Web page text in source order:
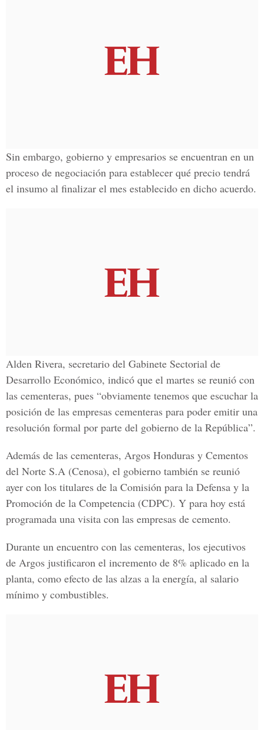
Sin embargo, gobierno y empresarios se encuentran en un
proceso de negociación para establecer qué precio tendrá
el insumo al finalizar el mes establecido en dicho acuerdo.
Alden Rivera, secretario del Gabinete Sectorial de
Desarrollo Económico, indicó que el martes se reunió con
las cementeras, pues “obviamente tenemos que escuchar la
posición de las empresas cementeras para poder emitir una
resolución formal por parte del gobierno de la República”.
Además de las cementeras, Argos Honduras y Cementos
del Norte S.A (Cenosa), el gobierno también se reunió
ayer con los titulares de la Comisión para la Defensa y la
Promoción de la Competencia (CDPC). Y para hoy está
programada una visita con las empresas de cemento.
Durante un encuentro con las cementeras, los ejecutivos
de Argos justificaron el incremento de 8% aplicado en la
planta, como efecto de las alzas a la energía, al salario
mínimo y combustibles.